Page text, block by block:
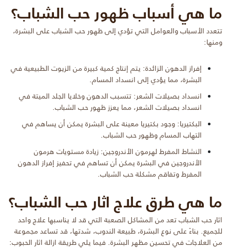
ما هي أسباب ظهور حب الشباب؟
تتعدد الأسباب والعوامل التي تؤدي إلى ظهور حب الشباب على البشرة،
ومنها:
إفراز الدهون الزائدة: يتم إنتاج كمية كبيرة من الزيوت الطبيعية في
البشرة، مما يؤدي إلى انسداد المسام.
انسداد بصيلات الشعر: تتسبب الدهون وخلايا الجلد الميتة في
انسداد بصيلات الشعر، مما يعزز ظهور حب الشباب.
البكتيريا: وجود بكتيريا معينة على البشرة يمكن أن يساهم في
التهاب المسام وظهور حب الشباب.
النشاط المفرط لهرمون الأندروجين: زيادة مستويات هرمون
الأندروجين في البشرة يمكن أن تساهم في تحفيز إفراز الدهون
المفرط وتفاقم مشكلة حب الشباب.
ما هي طرق علاج اثار حب الشباب؟
اثار حب الشباب تعد من المشاكل الصعبة التي قد لا يناسبها علاج واحد
للجميع. بناءً على نوع البشرة، طبيعة الندوب، شدتها، قد تساعد مجموعة
من العلاجات في تحسين مظهر البشرة. فيما يلي طريقة ازالة اثار الحبوب: